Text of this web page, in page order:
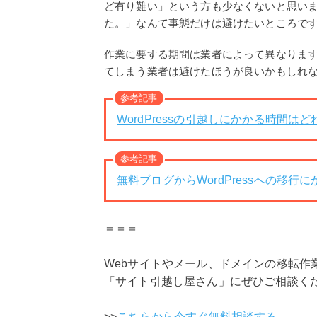
ど有り難い」という方も少なくないと思い
た。」なんて事態だけは避けたいところで
作業に要する期間は業者によって異なりま
てしまう業者は避けたほうが良いかもしれ
参考記事
WordPressの引越しにかかる時間はど
参考記事
無料ブログからWordPressへの移行に
＝＝＝
Webサイトやメール、ドメインの移転作
「サイト引越し屋さん」にぜひご相談く